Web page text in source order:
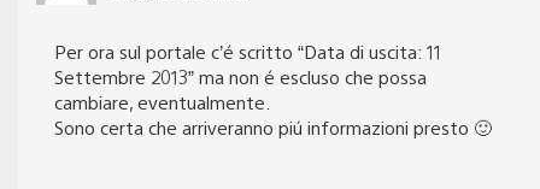
Per ora sul portale c’é scritto “Data di uscita: 11
Settembre 2013” ma non é escluso che possa
cambiare, eventualmente.
Sono certa che arriveranno piú informazioni presto 🙂